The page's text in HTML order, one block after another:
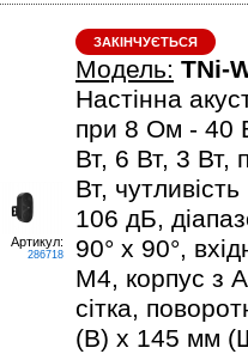
Артикул:
286718
ЗАКІНЧУЄТЬСЯ
Модель: TNi-
Настінна
при 8 Ом - 40
Вт, 6 Вт, 3 Вт,
Вт,
106 дБ,
90° х 90°,
М4, корпус з
сітка,
(В) x 145 мм